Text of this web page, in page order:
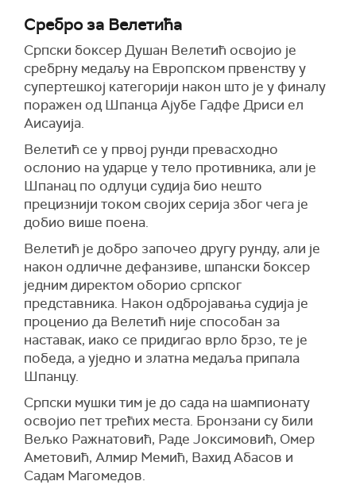
Сребро за Велетића
Српски боксер Душан Велетић освојио је
сребрну медаљу на Европском првенству у
супертешкој категорији након што је у финалу
поражен од Шпанца Ајубе Гадфе Дриси ел
Аисауија.
Велетић се у првој рунди превасходно
ослонио на ударце у тело противника, али је
Шпанац по одлуци судија био нешто
прецизнији током својих серија због чега је
добио више поена.
Велетић је добро започео другу рунду, али је
након одличне дефанзиве, шпански боксер
једним директом оборио српског
представника. Након одбројавања судија је
проценио да Велетић није способан за
наставак, иако се придигао врло брзо, те је
победа, а уједно и златна медаља припала
Шпанцу.
Српски мушки тим је до сада на шампионату
освојио пет трећих места. Бронзани су били
Вељко Ражнатовић, Раде Јоксимовић, Омер
Аметовић, Алмир Мемић, Вахид Абасов и
Садам Магомедов.